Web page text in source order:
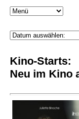
Kino-Starts:
Neu im Kino